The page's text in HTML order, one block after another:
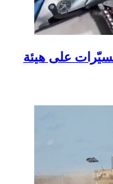
على هيئة